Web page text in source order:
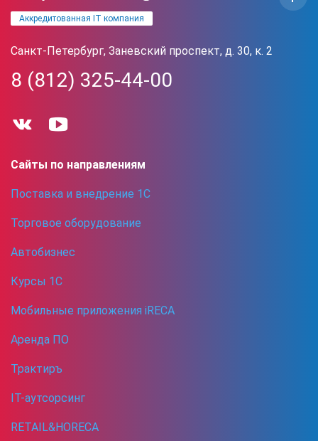
Аккредитованная IT компания
Санкт-Петербург, Заневский проспект, д. 30, к. 2
8 (812) 325-44-00
Сайты по направлениям
Поставка и внедрение 1С
Торговое оборудование
Автобизнес
Курсы 1С
Мобильные приложения iRECA
Аренда ПО
Трактиръ
IT-аутсорсинг
RETAIL&HORECA